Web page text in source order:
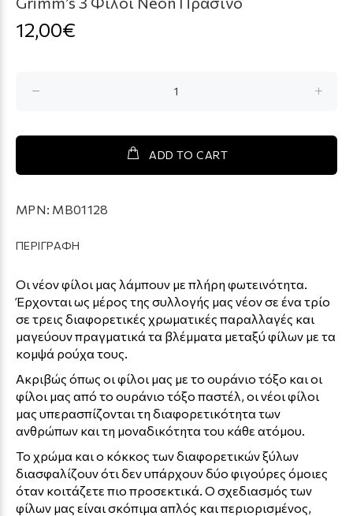
12,00€
ADD TO CART
MPN: MB01128
ΠΕΡΙΓΡΑΦΗ
Οι νέον φίλοι μας λάμπουν με πλήρη φωτεινότητα.
Έρχονται ως μέρος της συλλογής μας νέον σε ένα τρίο
σε τρεις διαφορετικές χρωματικές παραλλαγές και
μαγεύουν πραγματικά τα βλέμματα μεταξύ φίλων με τα
κομψά ρούχα τους.
Ακριβώς όπως οι φίλοι μας με το ουράνιο τόξο και οι
φίλοι μας από το ουράνιο τόξο παστέλ, οι νέοι φίλοι
μας υπερασπίζονται τη διαφορετικότητα των
ανθρώπων και τη μοναδικότητα του κάθε ατόμου.
Το χρώμα και ο κόκκος των διαφορετικών ξύλων
διασφαλίζουν ότι δεν υπάρχουν δύο φιγούρες όμοιες
όταν κοιτάζετε πιο προσεκτικά. Ο σχεδιασμός των
φίλων μας είναι σκόπιμα απλός και περιορισμένος,